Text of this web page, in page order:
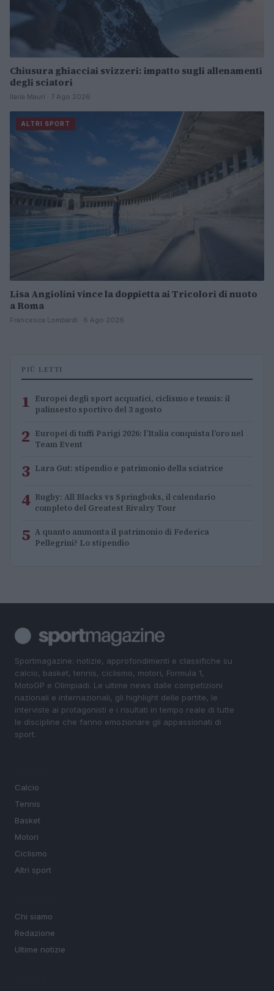
Chiusura ghiacciai svizzeri: impatto sugli allenamenti
degli sciatori
Ilaria Mauri · 7 Ago 2026
ALTRI SPORT
Lisa Angiolini vince la doppietta ai Tricolori di nuoto
a Roma
Francesca Lombardi · 6 Ago 2026
PIÙ LETTI
1 Europei degli sport acquatici, ciclismo e tennis: il
palinsesto sportivo del 3 agosto
2 Europei di tuffi Parigi 2026: l’Italia conquista l’oro nel
Team Event
3 Lara Gut: stipendio e patrimonio della sciatrice
4 Rugby: All Blacks vs Springboks, il calendario
completo del Greatest Rivalry Tour
5 A quanto ammonta il patrimonio di Federica
Pellegrini? Lo stipendio
Sportmagazine: notizie, approfondimenti e classifiche su
calcio, basket, tennis, ciclismo, motori, Formula 1,
MotoGP e Olimpiadi. Le ultime news dalle competizioni
nazionali e internazionali, gli highlight delle partite, le
interviste ai protagonisti e i risultati in tempo reale di tutte
le discipline che fanno emozionare gli appassionati di
sport.
Calcio
Tennis
Basket
Motori
Ciclismo
Altri sport
Chi siamo
Redazione
Ultime notizie